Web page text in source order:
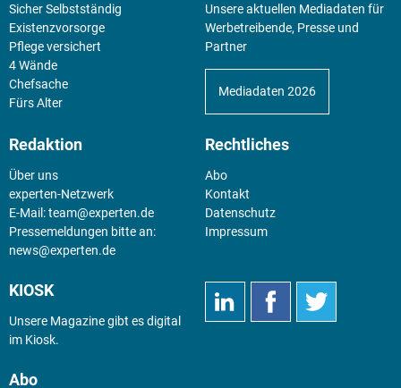
Sicher Selbstständig
Existenz­vorsorge
Pflege versichert
4 Wände
Chefsache
Fürs Alter
Unsere aktuellen Mediadaten für
Werbetreibende, Presse und
Partner
Mediadaten 2026
Redaktion
Über uns
experten-Netzwerk
E-Mail:team@experten.de
Pressemeldungen bitte an:
news@experten.de
Rechtliches
Abo
Kontakt
Datenschutz
Impressum
KIOSK
Unsere Magazine gibt es digital
im Kiosk.
Abo